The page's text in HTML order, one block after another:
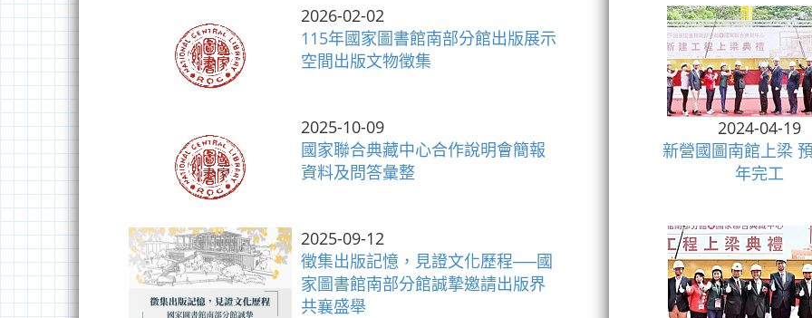
2026-02-02
115年國家圖書館南部分館出版展示
空間出版文物徵集
2025-10-09
國家聯合典藏中心合作說明會簡報
資料及問答彙整
2025-09-12
徵集出版記憶，見證文化歷程──國
家圖書館南部分館誠摯邀請出版界
共襄盛舉
2024-04-19
新營國圖南館上梁
年完工